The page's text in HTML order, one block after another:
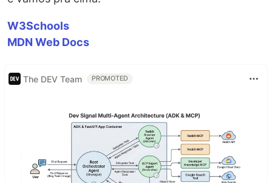
W3Schools
MDN Web Docs
The DEV Team PROMOTED